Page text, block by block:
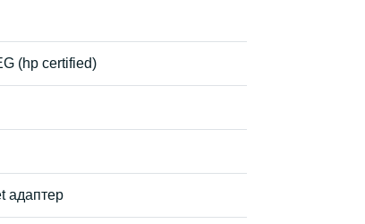
(hp certified)
адаптер